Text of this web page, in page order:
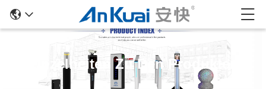
Einzelheiten Zu Den Produkten